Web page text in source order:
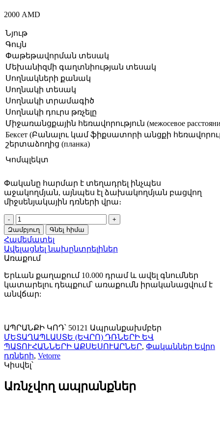
2000 AMD
Նյութ
Գույն
Փաթեթավորման տեսակ
Մեխանիզմի գաղտնիության տեսակ
Սողնակների քանակ
Սողնակի տեսակ
Սողնակի տրամագիծ
Սողնակի դուրս թռչելը
Միջառանցքային հեռավորություն (межосевое
Бексет (Բանալու կամ ֆիքսատորի անցքի
շերտաձողից (планка)
Կոմպլեկտ
Փականը հարմար է տեղադրել ինչպես
աջակողմյան, այնպես էլ ձախակողմյան բացվող
միջսենյակային դռների վրա։
Փական
Եվրո
դռան
Vetorre
153P-
35-
CP
(Քրոմ)
50121
quantity
Զամբյուղ Գնել հիմա
Համեմատել
Ավելացնել նախընտրելիներ
Առաքում
Երևան քաղաքում 10.000 դրամ և ավել գնումներ
կատարելու դեպքում՝ առաքումն իրականացվում է
անվճար:
ԱՊՐԱՆՔԻ ԿՈԴ՝ 50121 Ապրանքախմբեր
ՄԵՏԱՂԱՊԼԱՍՏԵ (ԵՎՐՈ) ԴՌՆԵՐԻ ԵՎ
ՊԱՏՈՒՀԱՆՆԵՐԻ ԱՔՍԵՍՈՒԱՐՆԵՐ, Փականներ Եվրո
դռների, Vetorre
Կիսվել՝
Առնչվող ապրանքներ